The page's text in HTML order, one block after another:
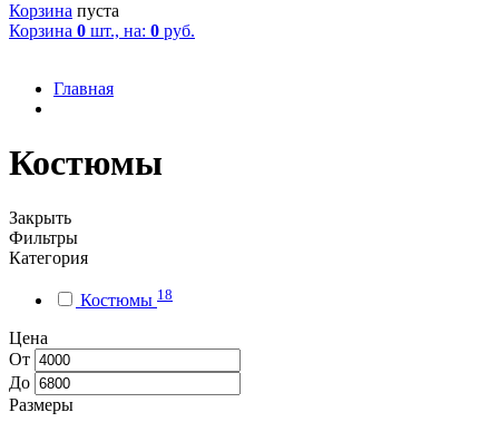
Корзина пуста
Корзина 0 шт., на: 0 руб.
Главная
Костюмы
Закрыть
Фильтры
Категория
Костюмы 18
Цена
От
До
Размеры